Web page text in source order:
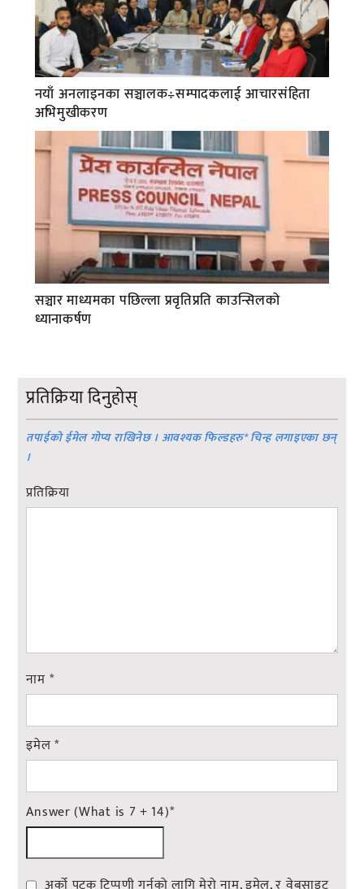
नयाँ अनलाइनका सञ्चालक÷सम्पादकलाई आचारसंहिता
अभिमुखीकरण
सञ्चार माध्यमका पछिल्ला प्रवृतिप्रति काउन्सिलको
ध्यानाकर्षण
प्रतिक्रिया दिनुहोस्
तपाईको ईमेल गोप्य राखिनेछ । आवश्यक फिल्डहरु*चिन्ह लगाइएका छन्
।
प्रतिक्रिया
नाम *
इमेल*
Answer (What is 7 + 14)*